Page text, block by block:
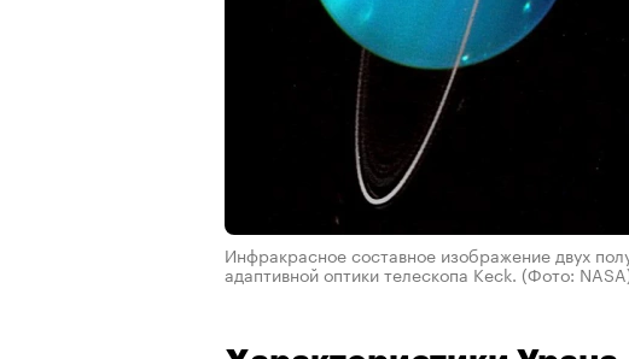
Инфракрасное составное изображение двух
адаптивной оптики телескопа Keck. (Фото: